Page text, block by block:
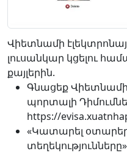
Վիետնամի
լուսանկար կցելու
քայլերին.
Գնացեք
պորտալի
https://
«Կատարել